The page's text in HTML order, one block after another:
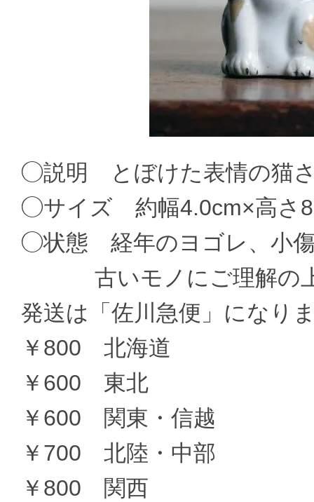
◯説明 とぼけた表情の猫
◯サイズ 約幅4.0cm×高さ
◯状態 経年のヨゴレ、小
古いモノにご理解の上
発送は「佐川急便」になり
￥800 北海道
￥600 東北
￥600 関東・信越
￥700 北陸・中部
￥800 関西